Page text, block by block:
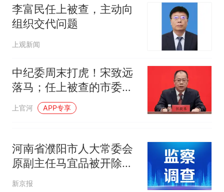
视频丨只要一枚命中就能让航
母瘫痪 轰-6J实力有多强？
泰州父亲的手写家书遗失30
年，网友淘到后寄给女儿：花
全部作废，公平么？
李富民任上被查，主动向
组织交代问题
上观新闻
中纪委周末打虎！宋致远
落马；任上被查的市委书
记，3天前还在参加活动
上官河 APP专享
河南省濮阳市人大常委会
原副主任马宜品被开除党
籍
新京报